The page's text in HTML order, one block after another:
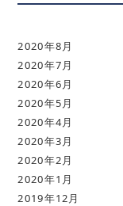
2020年8月
2020年7月
2020年6月
2020年5月
2020年4月
2020年3月
2020年2月
2020年1月
2019年12月